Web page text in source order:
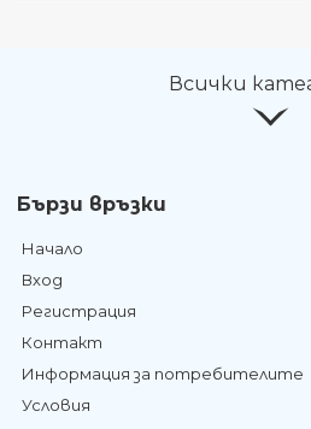
Всички
Бързи връзки
Начало
Вход
Регистрация
Контакт
Информация за потребителите
Условия